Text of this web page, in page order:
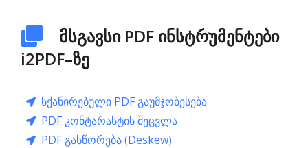
მსგავსი PDF ინსტრუმენტები
i2PDF–ზე
სქანირებული PDF გაუმჯობესება
PDF კონტარასტის შეცვლა
PDF გასწორება (Deskew)